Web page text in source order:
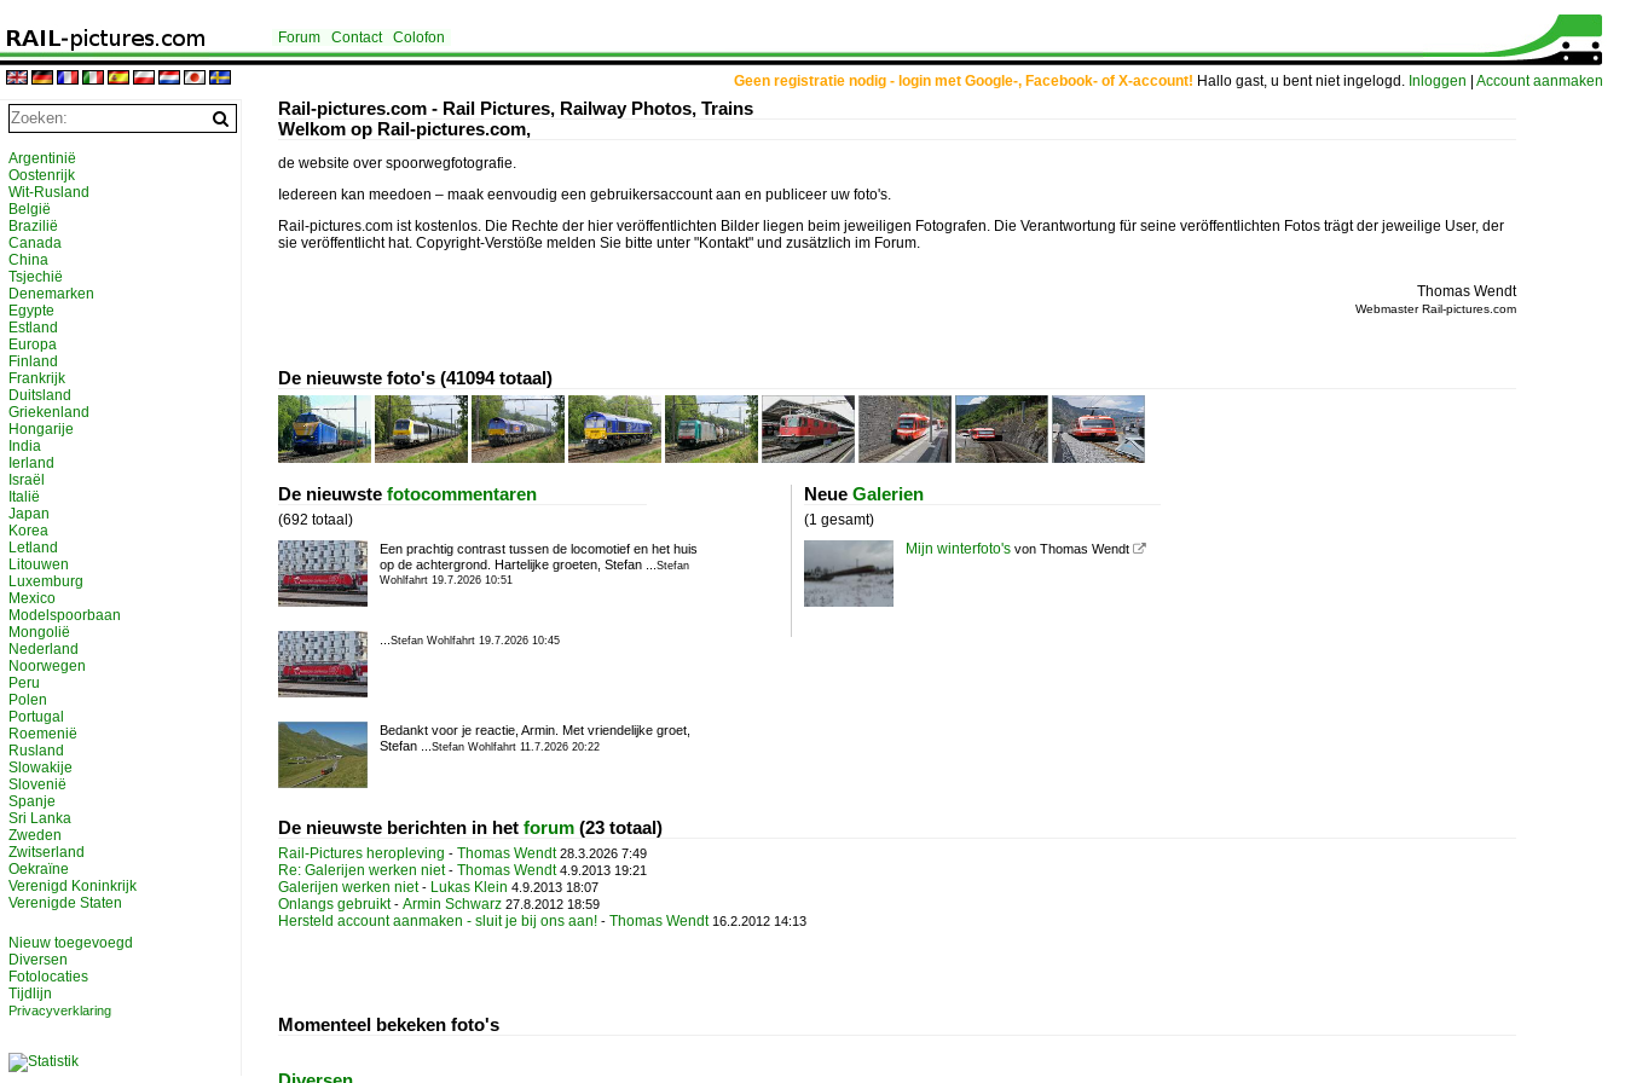
Geen registratie nodig - login met Google-, Facebook- of X-account! Hallo gast, u bent niet ingelogd. Inloggen Account aanmaken
Forum Contact Colofon
Rail-pictures.com - Rail Pictures, Railway Photos, Trains
Welkom op Rail-pictures.com,
de website over spoorwegfotografie.
Iedereen kan meedoen – maak eenvoudig een gebruikersaccount aan en publiceer uw foto's.
Rail-pictures.com ist kostenlos. Die Rechte der hier veröffentlichten Bilder liegen beim jeweiligen Fotografen. Die Verantwortung für seine veröffentlichten Fotos trägt der jeweilige User, der
sie veröffentlicht hat. Copyright-Verstöße melden Sie bitte unter "Kontakt" und zusätzlich im Forum.
Thomas Wendt
Webmaster Rail-pictures.com
De nieuwste foto's (41094 totaal)
Neue Galerien
(1 gesamt)
Mijn winterfoto's von Thomas Wendt 
De nieuwste fotocommentaren
(692 totaal)
Een prachtig contrast tussen de locomotief en het huis
op de achtergrond. Hartelijke groeten, Stefan ... Stefan
Wohlfahrt 19.7.2026 10:51
Stefan Wohlfahrt 19.7.2026 10:45
Bedankt voor je reactie, Armin. Met vriendelijke groet,
Stefan ... Stefan Wohlfahrt 11.7.2026 20:22
De nieuwste berichten in het forum (23 totaal)
Rail-Pictures heropleving - Thomas Wendt28.3.2026 7:49
Re: Galerijen werken niet- Thomas Wendt4.9.2013 19:21
Galerijen werken niet- Lukas Klein 4.9.2013 18:07
Onlangs gebruikt- Armin Schwarz 27.8.2012 18:59
Hersteld account aanmaken - sluit je bij ons aan! - Thomas Wendt16.2.2012 14:13
Momenteel bekeken foto's
Argentinië
Oostenrijk
Wit-Rusland
België
Brazilië
Canada
China
Tsjechië
Denemarken
Egypte
Estland
Europa
Finland
Frankrijk
Duitsland
Griekenland
Hongarije
India
Ierland
Israël
Italië
Japan
Korea
Letland
Litouwen
Luxemburg
Mexico
Modelspoorbaan
Mongolië
Nederland
Noorwegen
Peru
Polen
Portugal
Roemenië
Rusland
Slowakije
Slovenië
Spanje
Sri Lanka
Zweden
Zwitserland
Oekraïne
Verenigd Koninkrijk
Verenigde Staten
Nieuw toegevoegd
Diversen
Fotolocaties
Tijdlijn
Privacyverklaring